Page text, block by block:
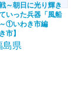
～朝日に光り輝き
いった兵器「風船
①いわき市編
市】
島県